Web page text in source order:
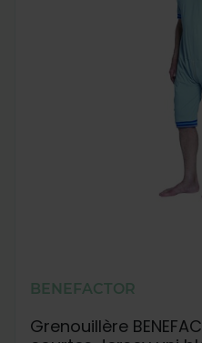
BENEFACTOR
Grenouillère